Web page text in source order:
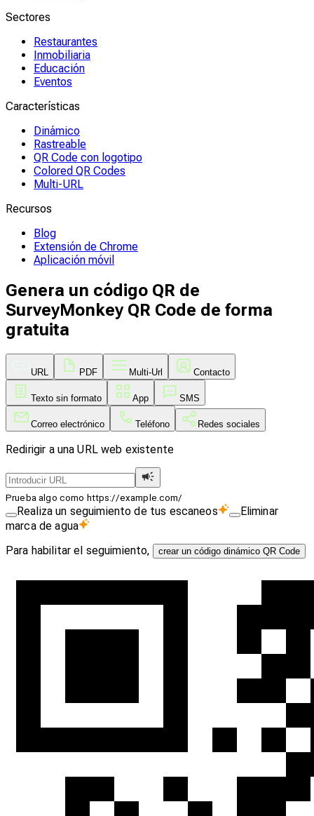
Sectores
Restaurantes
Inmobiliaria
Educación
Eventos
Características
Dinámico
Rastreable
QR Code con logotipo
Colored QR Codes
Multi-URL
Recursos
Blog
Extensión de Chrome
Aplicación móvil
Genera un código QR de
SurveyMonkey QR Code de forma
gratuita
URL PDF Multi-Url Contacto
Texto sin formato App SMS
Correo electrónico Teléfono Redes sociales
Redirigir a una URL web existente
Prueba algo como https://example.com/
Realiza un seguimiento de tus escaneos
Eliminar
marca de agua
Para habilitar el seguimiento,
crear un código dinámico QR Code